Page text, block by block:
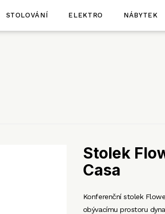
STOLOVÁNÍ ELEKTRO NÁBYTEK
Stolek
Casa
Konferenční stolek
obývacímu prostoru